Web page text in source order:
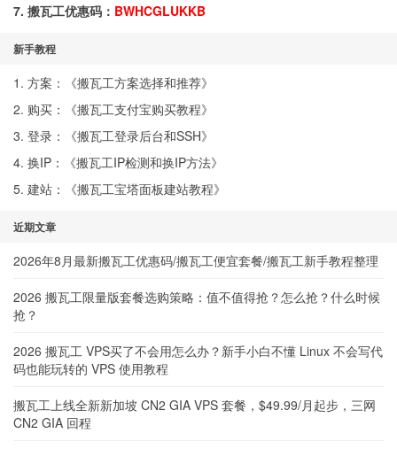
7. 搬瓦工优惠码： BWHCGLUKKB
新手教程
1. 方案：《搬瓦工方案选择和推荐》
2. 购买：《搬瓦工支付宝购买教程》
3. 登录：《搬瓦工登录后台和SSH》
4. 换IP：《搬瓦工IP检测和换IP方法》
5. 建站：《搬瓦工宝塔面板建站教程》
近期文章
2026年8月最新搬瓦工优惠码/搬瓦工便宜套餐/搬瓦工新手教程整理
2026 搬瓦工限量版套餐选购策略：值不值得抢？怎么抢？什么时候
抢？
2026 搬瓦工 VPS买了不会用怎么办？新手小白不懂 Linux 不会写代
码也能玩转的 VPS 使用教程
搬瓦工上线全新新加坡 CN2 GIA VPS 套餐，$49.99/月起步，三网
CN2 GIA 回程